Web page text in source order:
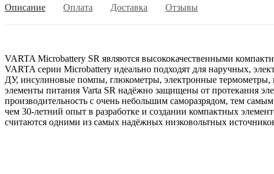
Описание Оплата Доставка Отзывы
VARTA Microbattery SR являются высококачественными
VARTA серии Microbattery идеально подходят для наручных,
ДУ, инсулиновые помпы, глюкометры, электронные термометры,
элементы питания Varta SR надёжно защищены от протекания
производительность с очень небольшим саморазрядом, тем
чем 30-летний опыт в разработке и создании компактных
считаются одними из самых надёжных низковольтных